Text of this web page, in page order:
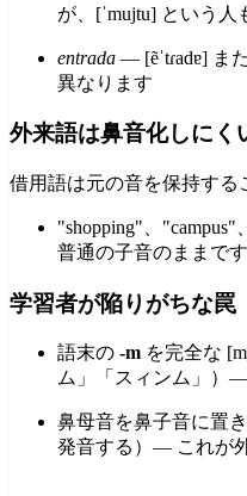
が、[ˈmujtu] という人
entrada — [ẽˈtɾadɐ] ま
異なります
外来語は鼻音化しにく
借用語は元の音を保持する
"shopping"、
普通の子音のままです
学習者が陥りがちな罠
語末の -m を完全な
ム」「スィンム」）
鼻母音を鼻子音に置
発音する）— これが